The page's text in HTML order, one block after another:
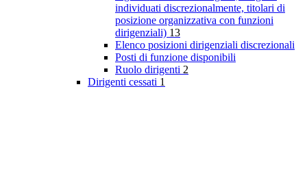
individuati discrezionalmente, titolari di
posizione organizzativa con funzioni
dirigenziali) 13
Elenco posizioni dirigenziali discrezionali
Posti di funzione disponibili
Ruolo dirigenti 2
Dirigenti cessati 1